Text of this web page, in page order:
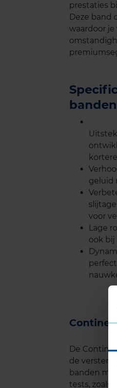
prestaties
Deze band
waardoor
banden
geluid
voor
Lage
ook bij
De
de
banden
tests, zoals